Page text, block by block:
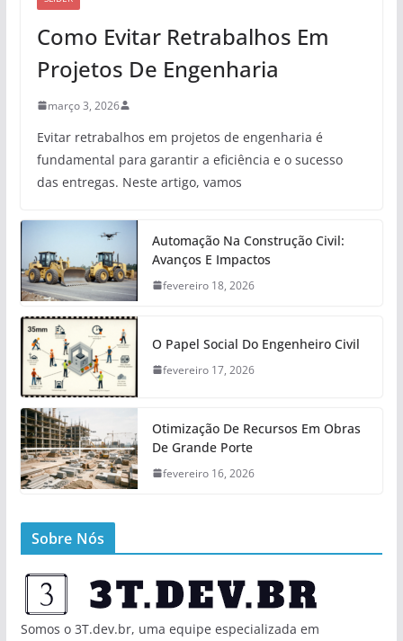
Como Evitar Retrabalhos Em
Projetos De Engenharia
março 3, 2026
Evitar retrabalhos em projetos de engenharia é
fundamental para garantir a eficiência e o sucesso
das entregas. Neste artigo, vamos
Automação Na Construção Civil:
Avanços E Impactos
fevereiro 18, 2026
O Papel Social Do Engenheiro Civil
fevereiro 17, 2026
Otimização De Recursos Em Obras
De Grande Porte
fevereiro 16, 2026
Sobre Nós
Somos o 3T.dev.br, uma equipe especializada em